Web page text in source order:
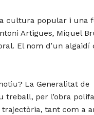
cultura popular i una
Artigues, Miquel
El nom d’un algaidí
La Generalitat de
treball, per l’obra
tant com a